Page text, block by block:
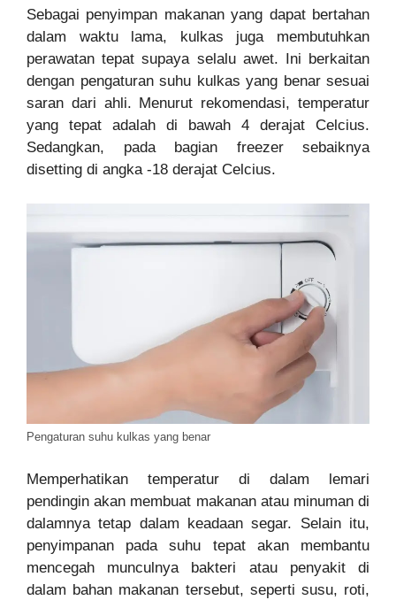
Sebagai penyimpan makanan yang dapat bertahan
dalam waktu lama, kulkas juga membutuhkan
perawatan tepat supaya selalu awet. Ini berkaitan
dengan pengaturan suhu kulkas yang benar sesuai
saran dari ahli. Menurut rekomendasi, temperatur
yang tepat adalah di bawah 4 derajat Celcius.
Sedangkan, pada bagian freezer sebaiknya
disetting di angka -18 derajat Celcius.
Pengaturan suhu kulkas yang benar
Memperhatikan temperatur di dalam lemari
pendingin akan membuat makanan atau minuman di
dalamnya tetap dalam keadaan segar. Selain itu,
penyimpanan pada suhu tepat akan membantu
mencegah munculnya bakteri atau penyakit di
dalam bahan makanan tersebut, seperti susu, roti,